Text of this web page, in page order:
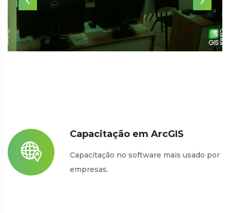
Capacitação em ArcGIS
Capacitação no software mais usado por
empresas.